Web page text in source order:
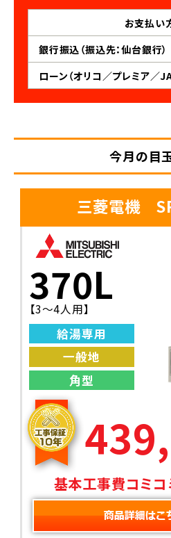
お支払い
銀行振込（振込先：仙台銀行）
ローン（オリコ／プレミア／
今月の目
三菱電機
370L
【3〜4人用】
給湯専用
一般地
角型
基本工事費コミコ